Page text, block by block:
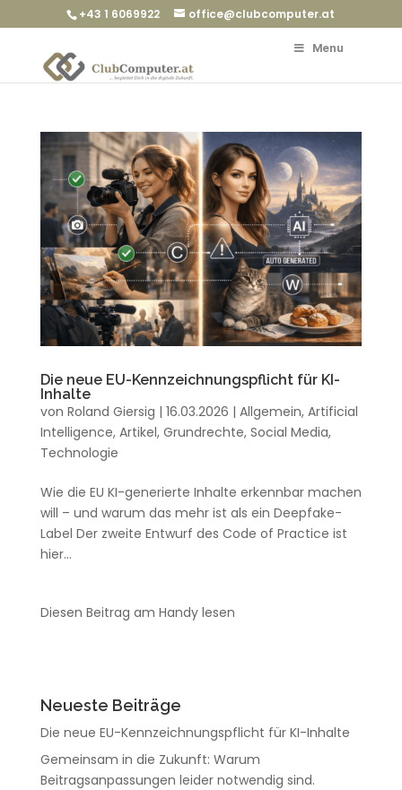
+43 1 6069922 office@clubcomputer.at
Menu
Die neue EU-Kennzeichnungspflicht für KI-
Inhalte
von Roland Giersig | 16.03.2026 | Allgemein, Artificial
Intelligence, Artikel, Grundrechte, Social Media,
Technologie
Wie die EU KI-generierte Inhalte erkennbar machen
will – und warum das mehr ist als ein Deepfake-
Label Der zweite Entwurf des Code of Practice ist
hier...
Diesen Beitrag am Handy lesen
Neueste Beiträge
Die neue EU-Kennzeichnungspflicht für KI-Inhalte
Gemeinsam in die Zukunft: Warum
Beitragsanpassungen leider notwendig sind.